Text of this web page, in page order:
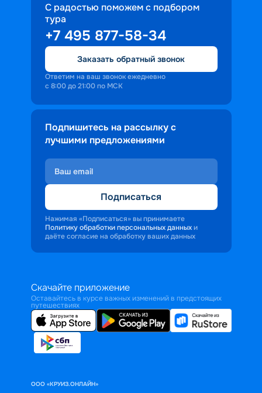
С радостью поможем с подбором
тура
+7 495 877-58-34
Заказать обратный звонок
Ответим на ваш звонок ежедневно
с 8:00 до 21:00 по МСК
Подпишитесь на рассылку с
лучшими предложениями
Подписаться
Нажимая «Подписаться» вы принимаете
Политику обработки персональных данных и
даёте согласие на обработку ваших данных
Скачайте приложение
Оставайтесь в курсе важных изменений в предстоящих
путешествиях
ООО «КРУИЗ.ОНЛАЙН»